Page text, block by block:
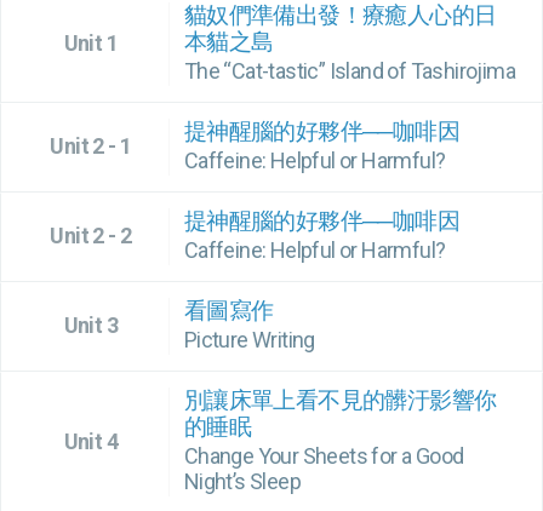
Unit 1
貓奴們準備出發！療癒人心的日
本貓之島
The “Cat-tastic” Island of Tashirojima
Unit 2 - 1
提神醒腦的好夥伴──咖啡因
Caffeine: Helpful or Harmful?
Unit 2 - 2
提神醒腦的好夥伴──咖啡因
Caffeine: Helpful or Harmful?
Unit 3
看圖寫作
Picture Writing
Unit 4
別讓床單上看不見的髒汙影響你
的睡眠
Change Your Sheets for a Good
Night’s Sleep